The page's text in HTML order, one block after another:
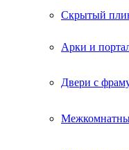
Скрытый
Арки и
Двери с